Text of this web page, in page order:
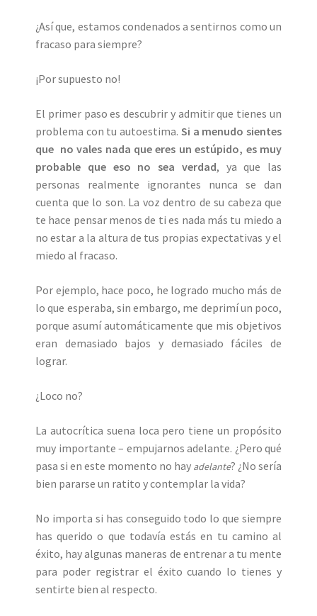
¿Así que, estamos condenados a sentirnos como un
fracaso para siempre?
¡Por supuesto no!
El primer paso es descubrir y admitir que tienes un
problema con tu autoestima. Si a menudo sientes
que no vales nada que eres un estúpido, es muy
probable que eso no sea verdad, ya que las
personas realmente ignorantes nunca se dan
cuenta que lo son. La voz dentro de su cabeza que
te hace pensar menos de ti es nada más tu miedo a
no estar a la altura de tus propias expectativas y el
miedo al fracaso.
Por ejemplo, hace poco, he logrado mucho más de
lo que esperaba, sin embargo, me deprimí un poco,
porque asumí automáticamente que mis objetivos
eran demasiado bajos y demasiado fáciles de
lograr.
¿Loco no?
La autocrítica suena loca pero tiene un propósito
muy importante – empujarnos adelante. ¿Pero qué
pasa si en este momento no hay adelante? ¿No sería
bien pararse un ratito y contemplar la vida?
No importa si has conseguido todo lo que siempre
has querido o que todavía estás en tu camino al
éxito, hay algunas maneras de entrenar a tu mente
para poder registrar el éxito cuando lo tienes y
sentirte bien al respecto.